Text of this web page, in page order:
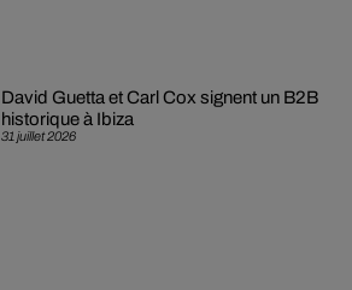
31 juillet 2026
David Guetta et Carl Cox signent un B2B
historique à Ibiza